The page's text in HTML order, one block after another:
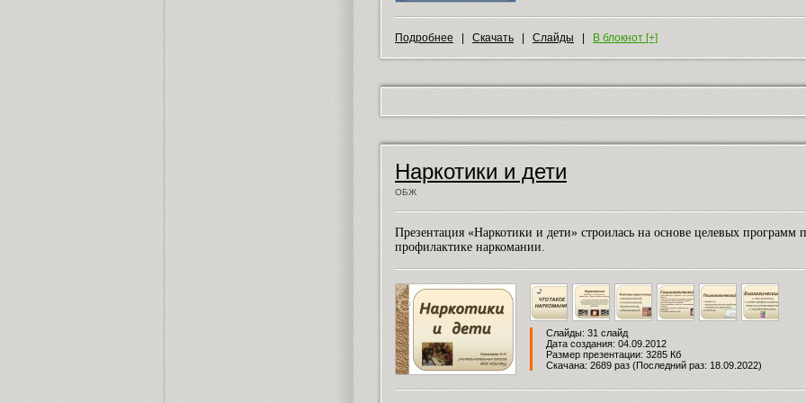
Подробнее Скачать Слайды В блокнот [+]
Наркотики и дети
ОБЖ
Презентация «Наркотики и дети» строилась на основе целевых программ
профилактике наркомании.
Слайды: 31 слайд
Дата создания: 04.09.2012
Размер презентации: 3285 Кб
Скачана: 2689 раз (Последний раз: 18.09.2022)